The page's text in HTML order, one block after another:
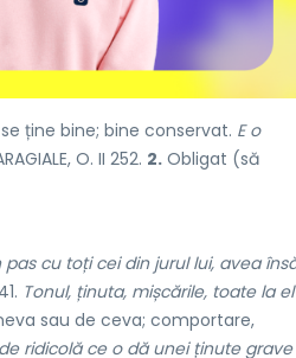
ține bine; bine conservat. E o
O. II 252. 2. Obligat (să
pas cu toți cei din jurul lui, avea
Tonul, ținuta, mișcările, toate la el
sau de ceva; comportare,
ridicolă ce o dă unei ținute grave